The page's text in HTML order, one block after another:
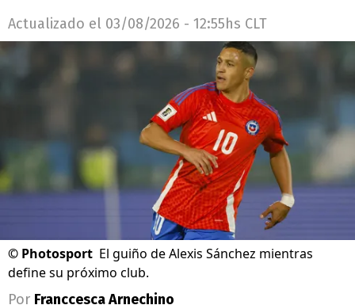
Actualizado el 03/08/2026 - 12:55hs CLT
© Photosport El guiño de Alexis Sánchez mientras
define su próximo club.
Por Franccesca Arnechino